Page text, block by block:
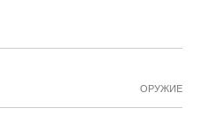
ОРУЖИЕ